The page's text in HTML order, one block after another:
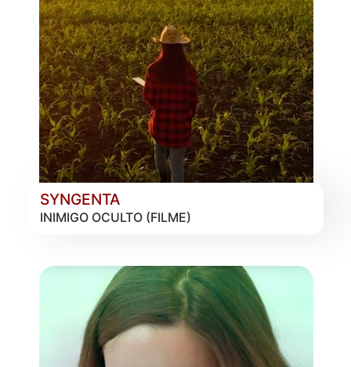
SYNGENTA
INIMIGO OCULTO (FILME)